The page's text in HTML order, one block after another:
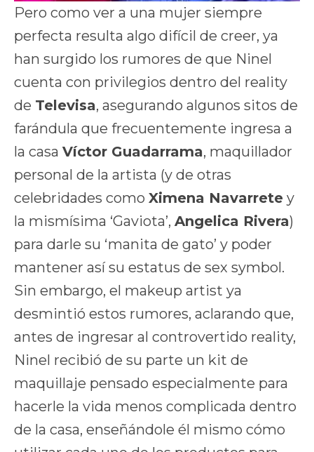
Pero como ver a una mujer siempre
perfecta resulta algo difícil de creer, ya
han surgido los rumores de que Ninel
cuenta con privilegios dentro del reality
de Televisa, asegurando algunos sitos de
farándula que frecuentemente ingresa a
la casa Víctor Guadarrama, maquillador
personal de la artista (y de otras
celebridades como Ximena Navarrete y
la mismísima ‘Gaviota’, Angelica Rivera)
para darle su ‘manita de gato’ y poder
mantener así su estatus de sex symbol.
Sin embargo, el makeup artist ya
desmintió estos rumores, aclarando que,
antes de ingresar al controvertido reality,
Ninel recibió de su parte un kit de
maquillaje pensado especialmente para
hacerle la vida menos complicada dentro
de la casa, enseñándole él mismo cómo